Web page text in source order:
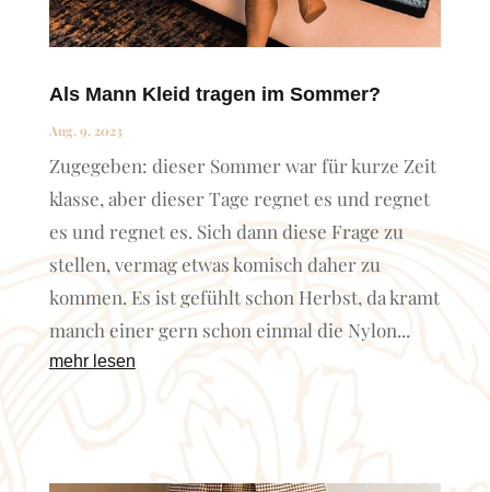
Als Mann Kleid tragen im Sommer?
Aug. 9, 2023
Zugegeben: dieser Sommer war für kurze Zeit
klasse, aber dieser Tage regnet es und regnet
es und regnet es. Sich dann diese Frage zu
stellen, vermag etwas komisch daher zu
kommen. Es ist gefühlt schon Herbst, da kramt
manch einer gern schon einmal die Nylon...
mehr lesen